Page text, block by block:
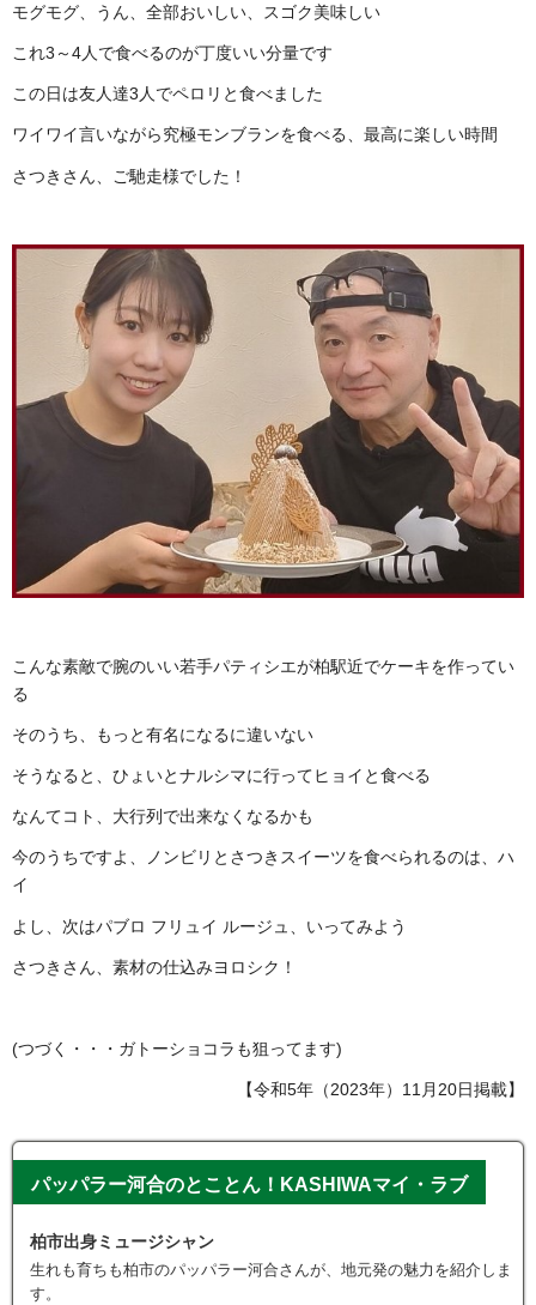
モグモグ、うん、全部おいしい、スゴク美味しい
これ3～4人で食べるのが丁度いい分量です
この日は友人達3人でペロリと食べました
ワイワイ言いながら究極モンブランを食べる、最高に楽しい時間
さつきさん、ご馳走様でした！
こんな素敵で腕のいい若手パティシエが柏駅近でケーキを作ってい
る
そのうち、もっと有名になるに違いない
そうなると、ひょいとナルシマに行ってヒョイと食べる
なんてコト、大行列で出来なくなるかも
今のうちですよ、ノンビリとさつきスイーツを食べられるのは、ハ
イ
よし、次はパブロ フリュイ ルージュ、いってみよう
さつきさん、素材の仕込みヨロシク！
(つづく・・・ガトーショコラも狙ってます)
【令和5年（2023年）11月20日掲載】
パッパラー河合のとことん！KASHIWAマイ・ラブ
柏市出身ミュージシャン
生れも育ちも柏市のパッパラー河合さんが、地元発の魅力を紹介しま
す。